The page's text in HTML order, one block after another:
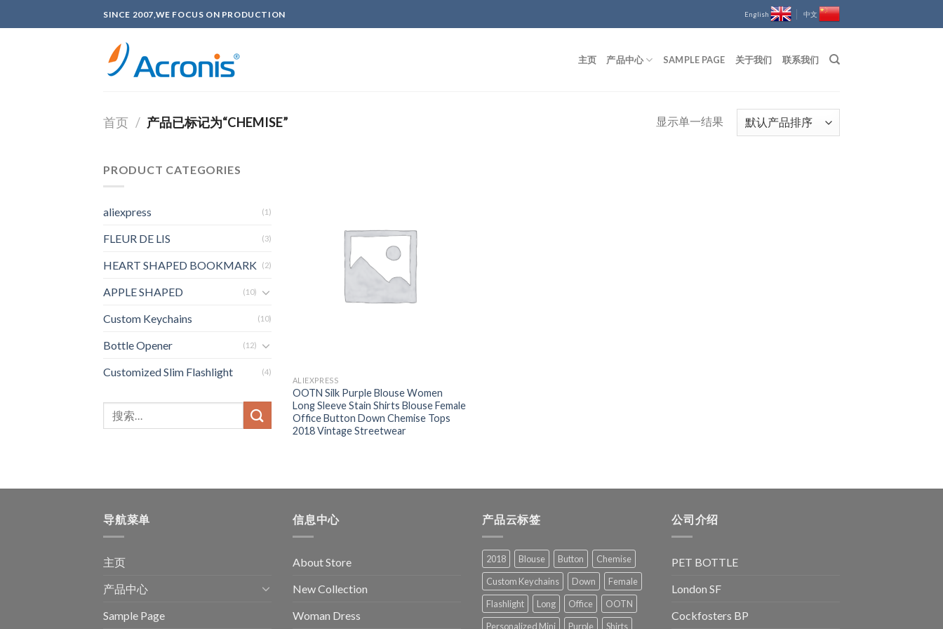
to
SINCE 2007,WE FOCUS ON PRODUCTION English 中文
主页 产品中心 SAMPLE PAGE 关于我们 联系我们
首页 / 产品已标记为“CHEMISE” 显示单一结果
PRODUCT CATEGORIES
aliexpress (1)
FLEUR DE LIS (3)
HEART SHAPED BOOKMARK (2)
APPLE SHAPED (10)
Custom Keychains (10)
Bottle Opener (12)
Customized Slim Flashlight
(4)
ALIEXPRESS
OOTN Silk Purple Blouse Women
Long Sleeve Stain Shirts Blouse Female
Office Button Down Chemise Tops
2018 Vintage Streetwear
导航菜单
主页
产品中心
Sample Page
信息中心
About Store
New Collection
Woman Dress
产品云标签
2018 Blouse Button
Chemise
Custom Keychains
Down
Female
Flashlight
Long Office
OOTN
Personalized Mini
Purple Shirts
公司介绍
PET BOTTLE
London SF
Cockfosters BP